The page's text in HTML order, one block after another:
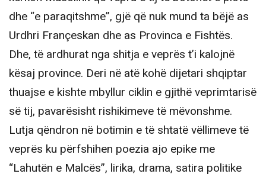
dhe “e paraqitshme”, gjë që nuk mund ta bëjë as
Urdhri Françeskan dhe as Provinca e Fishtës.
Dhe, të ardhurat nga shitja e veprës t’i kalojnë
kësaj province. Deri në atë kohë dijetari shqiptar
thuajse e kishte mbyllur ciklin e gjithë veprimtarisë
së tij, pavarësisht rishikimeve të mëvonshme.
Lutja qëndron në botimin e të shtatë vëllimeve të
veprës ku përfshihen poezia ajo epike me
“Lahutën e Malcës”, lirika, drama, satira politike